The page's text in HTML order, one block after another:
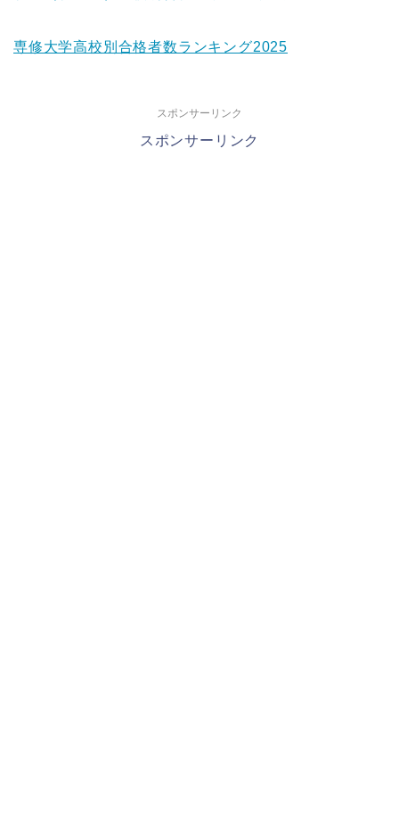
専修大学高校別合格者数ランキング2025
スポンサーリンク
スポンサーリンク